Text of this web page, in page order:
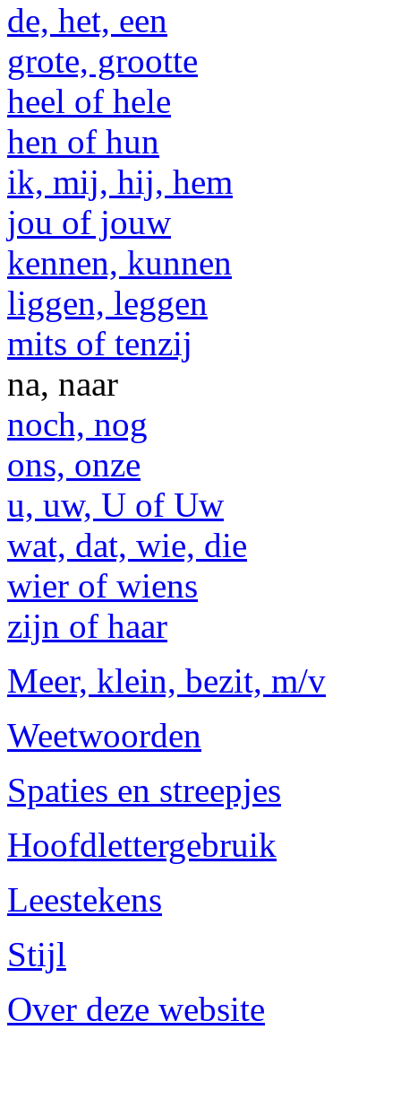
de, het, een
grote, grootte
heel of hele
hen of hun
ik, mij, hij, hem
jou of jouw
kennen, kunnen
liggen, leggen
mits of tenzij
na, naar
noch, nog
ons, onze
u, uw, U of Uw
wat, dat, wie, die
wier of wiens
zijn of haar
Meer, klein, bezit, m/v
Weetwoorden
Spaties en streepjes
Hoofdlettergebruik
Leestekens
Stijl
Over deze website